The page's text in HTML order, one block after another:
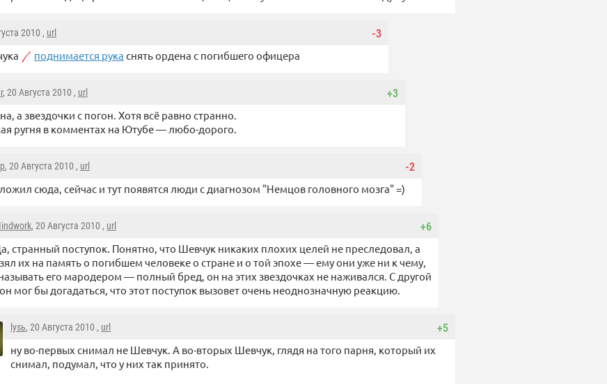
-3
2010 , url
поднимается рука снять ордена с погибшего офицера
+3
, 20 Августа 2010 , url
а звездочки с погон. Хотя всё равно странно.
ругня в комментах на Ютубе — любо-дорого.
-2
, 20 Августа 2010 , url
сюда, сейчас и тут появятся люди с диагнозом "Немцов головного мозга" =)
+6
, 20 Августа 2010 , url
странный поступок. Понятно, что Шевчук никаких плохих целей не преследовал, а
их на память о погибшем человеке о стране и о той эпохе — ему они уже ни к чему,
его мародером — полный бред, он на этих звездочках не наживался. С другой
мог бы догадаться, что этот поступок вызовет очень неоднозначную реакцию.
+5
lysь, 20 Августа 2010 , url
ну во-первых снимал не Шевчук. А во-вторых Шевчук, глядя на того парня, который их
снимал, подумал, что у них так принято.